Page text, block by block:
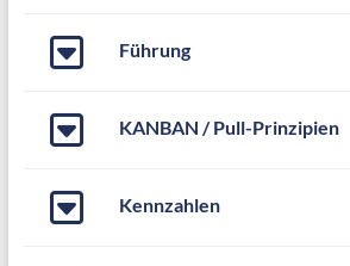
Führung
KANBAN / Pull-Prinzipien
Kennzahlen